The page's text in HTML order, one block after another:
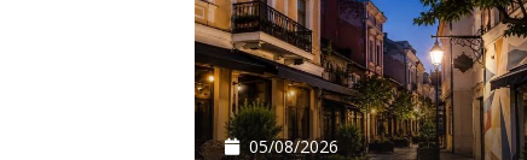
05/08/2026